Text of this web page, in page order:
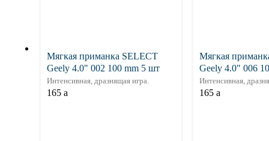
Мягкая приманка SELECT
Geely 4.0" 002 100 mm 5 шт
Интенсивная, дразнящая игра.
165 a
Мягкая
Geely 4.0" 006
Интенсивная,
165 a